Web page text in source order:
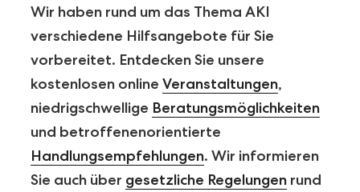
Wir haben rund um das Thema AKI
verschiedene Hilfsangebote für Sie
vorbereitet. Entdecken Sie unsere
kostenlosen online Veranstaltungen,
niedrigschwellige Beratungsmöglichkeiten
und betroffenenorientierte
Handlungsempfehlungen. Wir informieren
Sie auch über gesetzliche Regelungenrund